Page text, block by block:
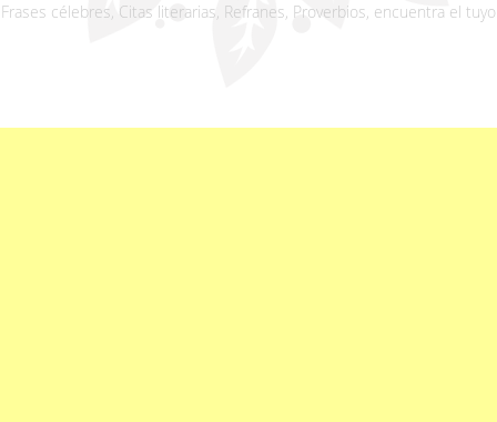
Frases célebres, Citas literarias, Refranes, Proverbios, encuentra el tuyo